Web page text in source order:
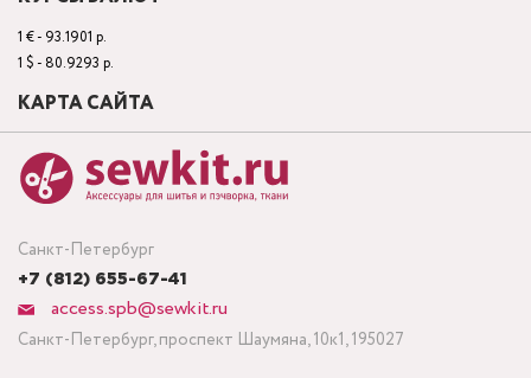
Санкт-Петербург
+7 (812) 655-67-41
access.spb@sewkit.ru
Санкт-Петербург, проспект Шаумяна, 10к1, 195027
1 € - 93.1901 р.
1 $ - 80.9293 р.
КАРТА САЙТА